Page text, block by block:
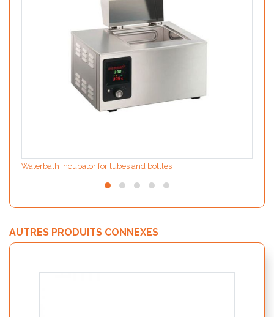
Waterbath incubator for tubes and bottles
AUTRES PRODUITS CONNEXES